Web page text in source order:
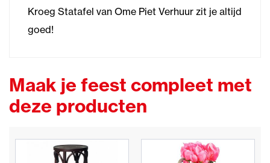
Kroeg Statafel van Ome Piet Verhuur zit je altijd
goed!
Maak je feest compleet met
deze producten